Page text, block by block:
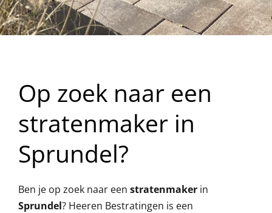
Op zoek naar een
stratenmaker in
Sprundel?
Ben je op zoek naar een stratenmaker in
Sprundel? Heeren Bestratingen is een